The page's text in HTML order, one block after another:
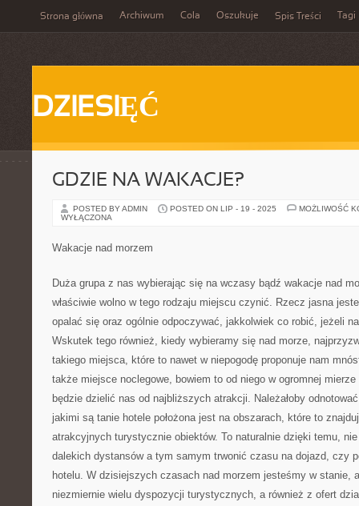
Strona główna Archiwum Cola Oszukuje Spis Treści Tagi
DZIESIĘĆ
GDZIE NA WAKACJE?
POSTED BY ADMIN POSTED ON LIP - 19 - 2025
MOŻLIWOŚĆ
WYŁĄCZONA
Wakacje nad morzem
Duża grupa z nas wybierając się na wczasy bądź wakacje nad
właściwie wolno w tego rodzaju miejscu czynić. Rzecz jasna
opalać się oraz ogólnie odpoczywać, jakkolwiek co robić, jeżeli
Wskutek tego również, kiedy wybieramy się nad morze,
takiego miejsca, które to nawet w niepogodę proponuje nam
także miejsce noclegowe, bowiem to od niego w ogromnej mierze
będzie dzielić nas od najbliższych atrakcji. Należałoby
jakimi są tanie hotele położona jest na obszarach, które to
atrakcyjnych turystycznie obiektów. To naturalnie dzięki temu,
dalekich dystansów a tym samym trwonić czasu na dojazd, czy
hotelu. W dzisiejszych czasach nad morzem jesteśmy w stanie,
niezmiernie wielu dyspozycji turystycznych, a również z ofert